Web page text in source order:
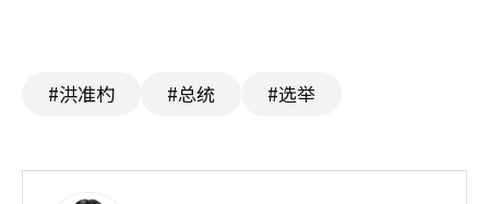
#洪准杓 #总统 #选举